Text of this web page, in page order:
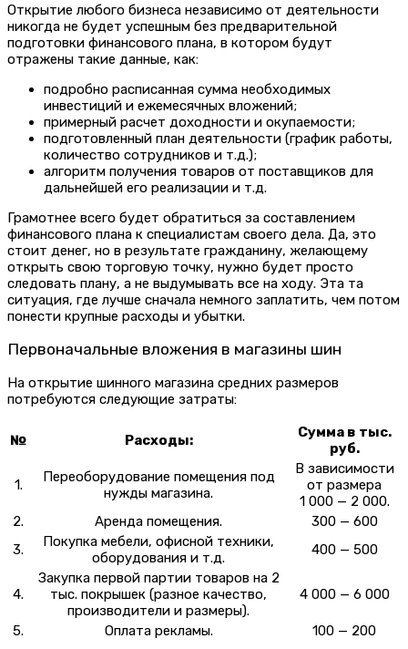
Открытие любого бизнеса независимо от деятельности
никогда не будет успешным без предварительной
подготовки финансового плана, в котором будут
отражены такие данные, как:
подробно расписанная сумма необходимых
инвестиций и ежемесячных вложений;
примерный расчет доходности и окупаемости;
подготовленный план деятельности (график работы,
количество сотрудников и т.д.);
алгоритм получения товаров от поставщиков для
дальнейшей его реализации и т.д.
Грамотнее всего будет обратиться за составлением
финансового плана к специалистам своего дела. Да, это
стоит денег, но в результате гражданину, желающему
открыть свою торговую точку, нужно будет просто
следовать плану, а не выдумывать все на ходу. Эта та
ситуация, где лучше сначала немного заплатить, чем потом
понести крупные расходы и убытки.
Первоначальные вложения в магазины шин
На открытие шинного магазина средних размеров
потребуются следующие затраты:
№ Расходы:
Сумма в тыс.
руб.
1.
Переоборудование помещения под
нужды магазина.
В зависимости
от размера
1 000 — 2 000.
2.
Аренда помещения.
300 — 600
3.
Покупка мебели, офисной техники,
оборудования и т.д.
400 — 500
4.
Закупка первой партии товаров на 2
тыс. покрышек (разное качество,
производители и размеры).
4 000 — 6 000
5. Оплата рекламы. 100 — 200